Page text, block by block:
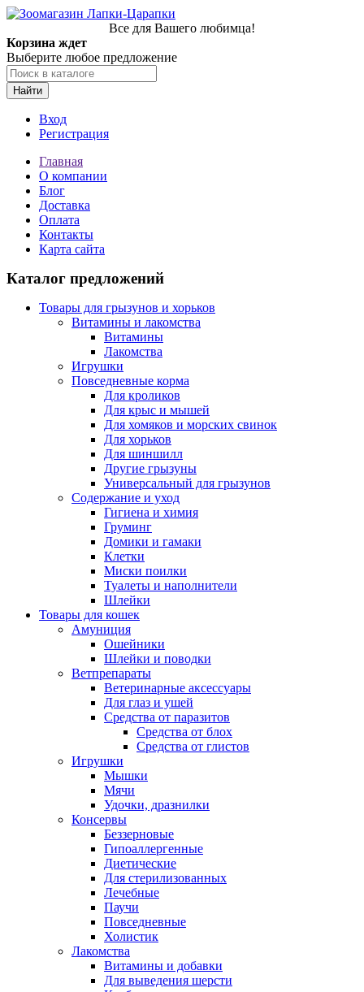
Все для Вашего любимца!
Корзина ждет
Выберите любое предложение
Найти
Вход
Регистрация
Главная
О компании
Блог
Доставка
Оплата
Контакты
Карта сайта
Каталог предложений
Товары для грызунов и хорьков
Витамины и лакомства
Витамины
Лакомства
Игрушки
Повседневные корма
Для кроликов
Для крыс и мышей
Для хомяков и морских свинок
Для хорьков
Для шиншилл
Другие грызуны
Универсальный для грызунов
Содержание и уход
Гигиена и химия
Груминг
Домики и гамаки
Клетки
Миски поилки
Туалеты и наполнители
Шлейки
Товары для кошек
Амуниция
Ошейники
Шлейки и поводки
Ветпрепараты
Ветеринарные аксессуары
Для глаз и ушей
Средства от паразитов
Средства от блох
Средства от глистов
Игрушки
Мышки
Мячи
Удочки, дразнилки
Консервы
Беззерновые
Гипоаллергенные
Диетические
Для стерилизованных
Лечебные
Паучи
Повседневные
Холистик
Лакомства
Витамины и добавки
Для выведения шерсти